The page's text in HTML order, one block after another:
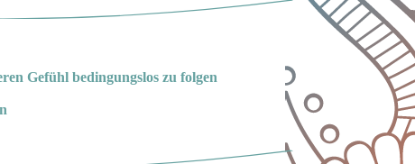
Gefühl bedingungslos zu folgen